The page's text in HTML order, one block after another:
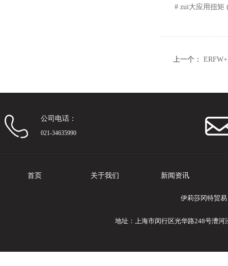
# zui大应用扭矩
上一个：
公司电话：
021-34635990
首页 关于我们 新闻资讯
伊莉莎冈特贸
地址：上海市闵行区光华路248号漕